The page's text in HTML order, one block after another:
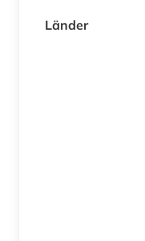
Länder